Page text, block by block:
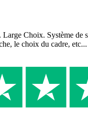
Large Choix. Système de
le choix du cadre,